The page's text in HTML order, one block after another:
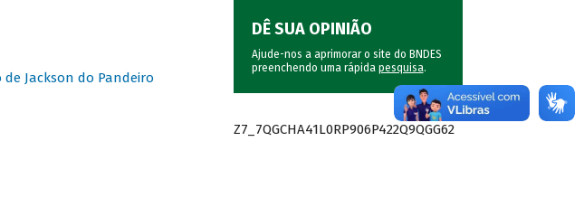
de Jackson do Pandeiro
DÊ SUA OPINIÃO
Ajude-nos a aprimorar o site do BNDES
preenchendo uma rápida pesquisa.
Z7_7QGCHA41L0RP906P422Q9QGG62